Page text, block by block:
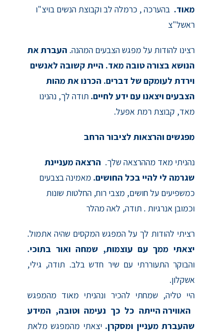
מאוד. בהערכה , כרמלה לב וקבוצת הנשים בויצ"ו
ראשל"צ
רצינו להודות על מפגש הצבעים המהנה. העברת את
הנושא בצורה טובה מאד. היית קשובה לאנשים
וירדת לעומקם של דברים. הכרנו את מהות
הצבעים ויצאנו עם ידע לחיים. תודה לך, נהנינו
מאד, קבוצת רמת אפעל.
מפגשים והרצאות לציבור הרחב
נהניתי מאד מההרצאה שלך. הרצאה מעניינת
שגרמה לי להיי בכל החושים. מאמינה בצבעים
כמשפיעים על חושים, מצבי רוח, החלטות שונות
וכמובן אנרגיות . תודה, לאה מהלר
רציתי להודות לך על המפגש המקסים שהיה אתמול.
יצאתי ממך עם עוצמות, שמחה ואור בתוכי.
והבוקר התעוררתי עם שיר חדש בלב. תודה, גילי,
אשקלון.
היי טליה, שמחתי להכיר ונהניתי מאוד מהמפגש
האווירה הייתה כל כך נעימה וטובה, המידע
שהעברת מעניין ומסקרן.יצאתי מהמפגש מלאת